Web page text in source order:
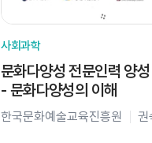
사회과학
문화다양성 전문인력 양
- 문화다양성의 이해
한국문화예술교육진흥원 권